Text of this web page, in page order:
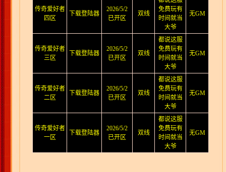
传奇爱好者
四区
下载登陆器
2026/5/2
已开区
双线
免费玩有
时间就当
大爷
无GM
传奇爱好者
三区
下载登陆器
2026/5/2
已开区
双线
都说这服
免费玩有
时间就当
大爷
无GM
传奇爱好者
二区
下载登陆器
2026/5/2
已开区
双线
都说这服
免费玩有
时间就当
大爷
无GM
传奇爱好者
一区
下载登陆器
2026/5/2
已开区
双线
都说这服
免费玩有
时间就当
大爷
无GM